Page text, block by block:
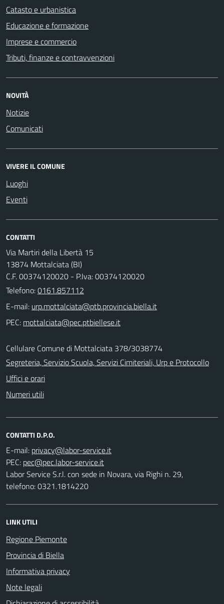
Catasto e urbanistica
Educazione e formazione
Imprese e commercio
Tributi, finanze e contravvenzioni
NOVITÀ
Notizie
Comunicati
VIVERE IL COMUNE
Luoghi
Eventi
CONTATTI
Via Martiri della Libertà 15
13874 Mottalciata (BI)
C.F. 00374120020 - P.Iva: 00374120020
Telefono:0161.857112
E-mail:
PEC:
Cellulare Comune di Mottalciata 378/3038774
Segreteria, Servizio Scuola, Servizi Cimiteriali, Urp e Protocollo
Uffici e orari
Numeri utili
CONTATTI D.P.O.
E-mail:
PEC:
Labor Service S.r.l. con sede in Novara, via Righi n. 29,
telefono: 0321.1814220
LINK UTILI
Regione Piemonte
Provincia di Biella
Informativa privacy
Note legali